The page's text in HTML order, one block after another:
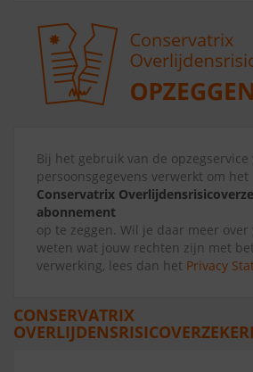
Bij het gebruik van de opzegservice
persoonsgegevens verwerkt om het
Conservatrix
abonnement
op te zeggen. Wil je daar meer
weten wat jouw rechten zijn met
verwerking, lees dan het Privacy
CONSERVATRIX